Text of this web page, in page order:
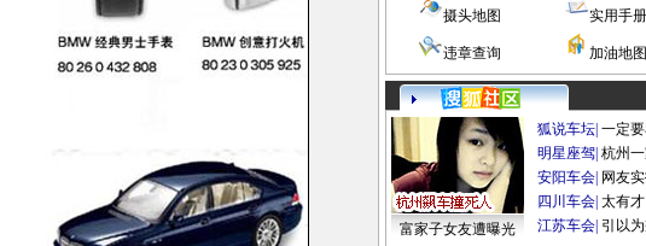
摄头地图 实用手册
违章查询 加油地图
富家子女友遭曝光
狐说车坛 一定
明星座驾 杭州
安阳车会 网友
四川车会 太有
江苏车会 引以